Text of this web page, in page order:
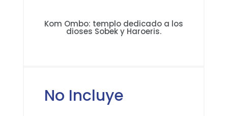
Kom Ombo: templo dedicado a los
dioses Sobek y Haroeris.
No Incluye